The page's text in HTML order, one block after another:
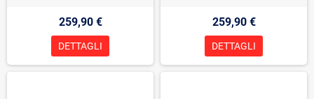
259,90 €
DETTAGLI
259,90 €
DETTAGLI